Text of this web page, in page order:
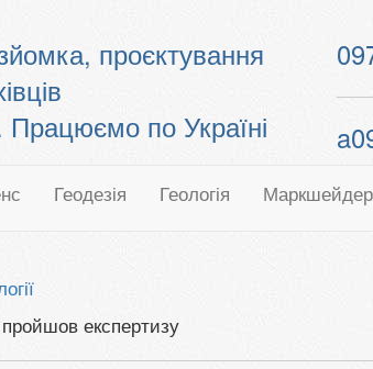
проєктування
по Україні
Геодезія Геологія
експертизу